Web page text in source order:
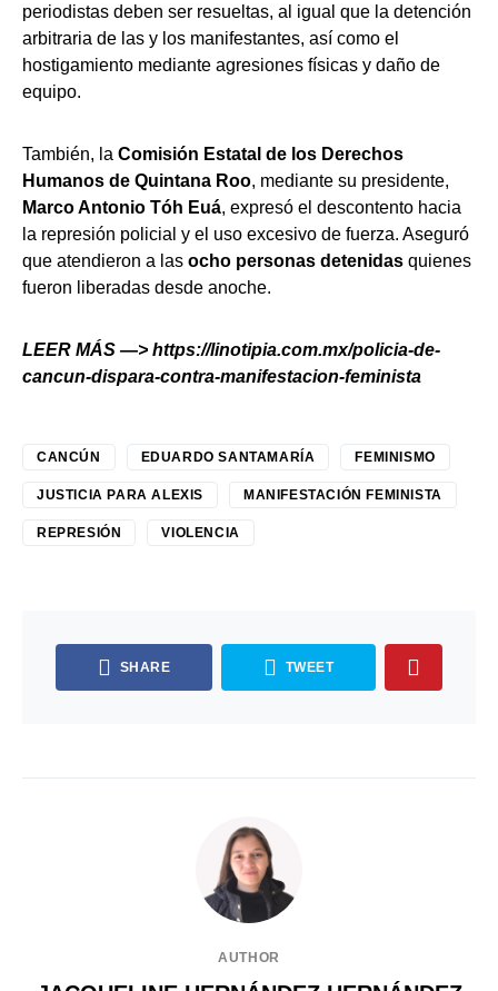
periodistas deben ser resueltas, al igual que la detención
arbitraria de las y los manifestantes, así como el
hostigamiento mediante agresiones físicas y daño de
equipo.
También, la Comisión Estatal de los Derechos
Humanos de Quintana Roo, mediante su presidente,
Marco Antonio Tóh Euá, expresó el descontento hacia
la represión policial y el uso excesivo de fuerza. Aseguró
que atendieron a las ocho personas detenidas quienes
fueron liberadas desde anoche.
LEER MÁS —> https://linotipia.com.mx/policia-de-
cancun-dispara-contra-manifestacion-feminista
CANCÚN EDUARDO SANTAMARÍA FEMINISMO
JUSTICIA PARA ALEXIS MANIFESTACIÓN FEMINISTA
REPRESIÓN VIOLENCIA
SHARE TWEET
AUTHOR